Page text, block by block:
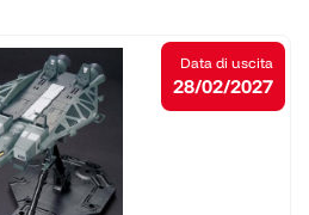
Data di uscita
28/02/2027